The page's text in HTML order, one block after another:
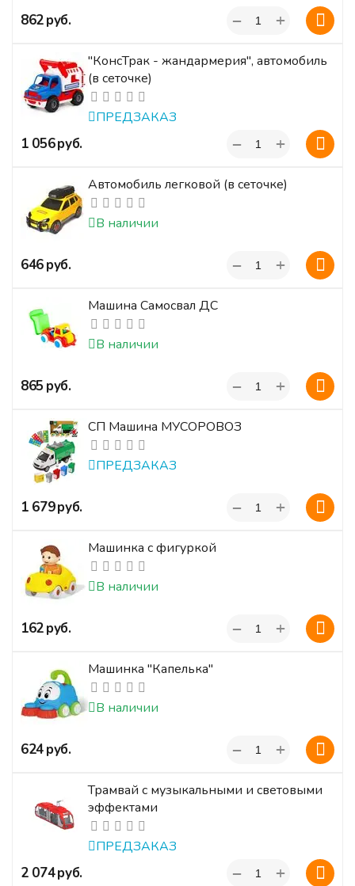
‍862‍руб. +
−
"КонсТрак - жандармерия", автомобиль
(в сеточке)
ПРЕДЗАКАЗ
‍1 056‍руб. +
−
Автомобиль легковой (в сеточке)
В наличии
‍646‍руб. +
−
Машина Самосвал ДС
В наличии
‍865‍ руб. +
−
СП Машина МУСОРОВОЗ
ПРЕДЗАКАЗ
‍1 679‍руб. +
−
Машинка с фигуркой
В наличии
‍162‍руб. +
−
Машинка "Капелька"
В наличии
‍624‍руб. +
−
Трамвай с музыкальными и световыми
эффектами
ПРЕДЗАКАЗ
‍2 074‍руб. +
−